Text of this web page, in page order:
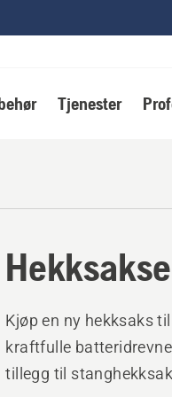
Tjenester
Kjøp en ny hekksaks
kraftfulle
tillegg til